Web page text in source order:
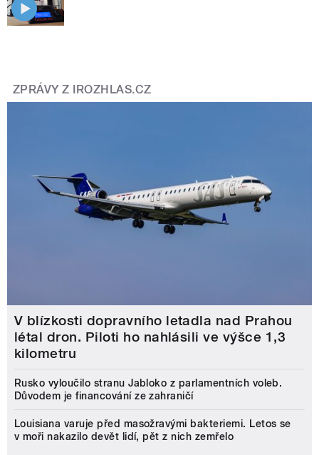
ZPRÁVY Z IROZHLAS.CZ
V blízkosti dopravního letadla nad Prahou
létal dron. Piloti ho nahlásili ve výšce 1,3
kilometru
Rusko vyloučilo stranu Jabloko z parlamentních voleb.
Důvodem je financování ze zahraničí
Louisiana varuje před masožravými bakteriemi. Letos se
v moři nakazilo devět lidí, pět z nich zemřelo